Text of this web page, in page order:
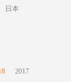
日本
2017